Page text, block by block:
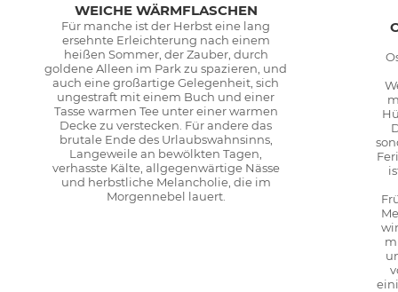
WEICHE WÄRMFLASCHEN
Für manche ist der Herbst eine lang
ersehnte Erleichterung nach einem
heißen Sommer, der Zauber, durch
goldene Alleen im Park zu spazieren, und
auch eine großartige Gelegenheit, sich
ungestraft mit einem Buch und einer
Tasse warmen Tee unter einer warmen
Decke zu verstecken. Für andere das
brutale Ende des Urlaubswahnsinns,
Langeweile an bewölkten Tagen,
verhasste Kälte, allgegenwärtige Nässe
und herbstliche Melancholie, die im
Morgennebel lauert.